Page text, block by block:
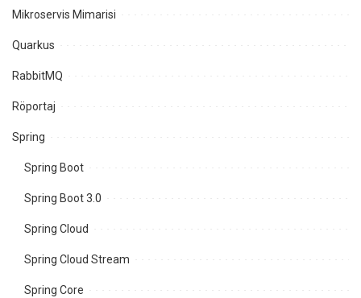
Mikroservis Mimarisi
Quarkus
RabbitMQ
Röportaj
Spring
Spring Boot
Spring Boot 3.0
Spring Cloud
Spring Cloud Stream
Spring Core